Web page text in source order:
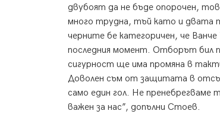
двубоят да не бъде опорочен,
много трудна, тъй като и двата
черните бе категоричен, че
последния момент. Отборът бил
сигурност ще има промяна в
Доволен съм от защитата в
само един гол. Не
важен за нас”, допълни Стоев.